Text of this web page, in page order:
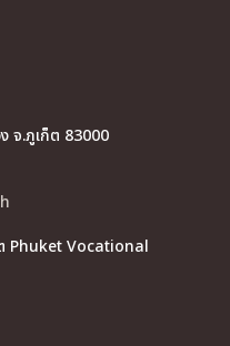
จ.ภูเก็ต 83000
Phuket Vocational